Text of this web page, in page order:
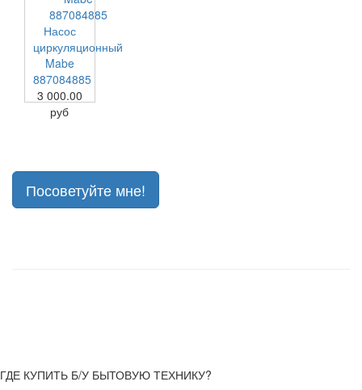
Насос
циркуляционный
Mabe
887084885
3 000.00
руб
Посоветуйте мне!
ГДЕ КУПИТЬ Б/У БЫТОВУЮ ТЕХНИКУ?